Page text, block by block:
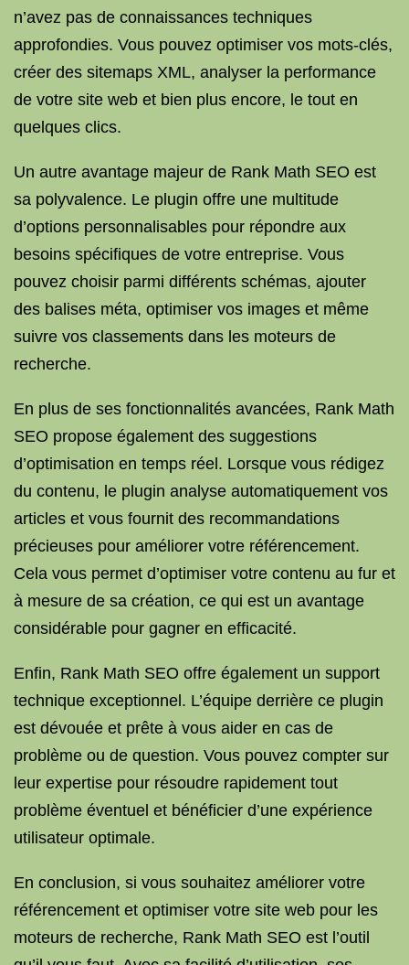
n’avez pas de connaissances techniques
approfondies. Vous pouvez optimiser vos mots-clés,
créer des sitemaps XML, analyser la performance
de votre site web et bien plus encore, le tout en
quelques clics.
Un autre avantage majeur de Rank Math SEO est
sa polyvalence. Le plugin offre une multitude
d’options personnalisables pour répondre aux
besoins spécifiques de votre entreprise. Vous
pouvez choisir parmi différents schémas, ajouter
des balises méta, optimiser vos images et même
suivre vos classements dans les moteurs de
recherche.
En plus de ses fonctionnalités avancées, Rank Math
SEO propose également des suggestions
d’optimisation en temps réel. Lorsque vous rédigez
du contenu, le plugin analyse automatiquement vos
articles et vous fournit des recommandations
précieuses pour améliorer votre référencement.
Cela vous permet d’optimiser votre contenu au fur et
à mesure de sa création, ce qui est un avantage
considérable pour gagner en efficacité.
Enfin, Rank Math SEO offre également un support
technique exceptionnel. L’équipe derrière ce plugin
est dévouée et prête à vous aider en cas de
problème ou de question. Vous pouvez compter sur
leur expertise pour résoudre rapidement tout
problème éventuel et bénéficier d’une expérience
utilisateur optimale.
En conclusion, si vous souhaitez améliorer votre
référencement et optimiser votre site web pour les
moteurs de recherche, Rank Math SEO est l’outil